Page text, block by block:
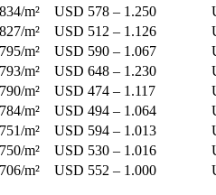
m² USD 578 – 1.250
m² USD 512 – 1.126
m² USD 590 – 1.067
m² USD 648 – 1.230
m² USD 474 – 1.117
m² USD 494 – 1.064
m² USD 594 – 1.013
m² USD 530 – 1.016
m² USD 552 – 1.000